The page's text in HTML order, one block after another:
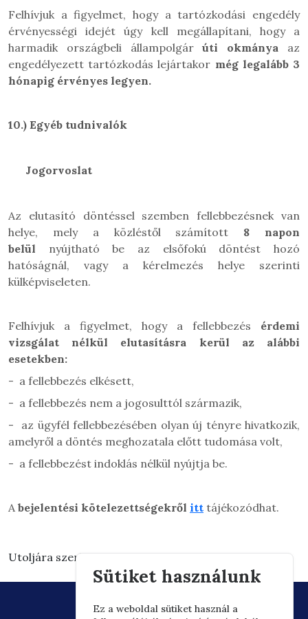
Felhívjuk a figyelmet, hogy a tartózkodási engedély
érvényességi idejét úgy kell megállapítani, hogy a
harmadik országbeli állampolgárúti okmánya az
engedélyezett tartózkodás lejártakor még legalább 3
hónapig érvényes legyen.
10.) Egyéb tudnivalók
Jogorvoslat
Az elutasító döntéssel szemben fellebbezésnek van
helye, mely a közléstől számított 8 napon
belül nyújtható be az elsőfokú döntést hozó
hatóságnál, vagy a kérelmezés helye szerinti
külképviseleten.
Felhívjuk a figyelmet, hogy a fellebbezés érdemi
vizsgálat nélkül elutasításra kerül az alábbi
esetekben:
- a fellebbezés elkésett,
- a fellebbezés nem a jogosulttól származik,
-
az ügyfél fellebbezésében olyan új tényre hivatkozik,
amelyről a döntés meghozatala előtt tudomása volt,
- a fellebbezést indoklás nélkül nyújtja be.
A bejelentési kötelezettségekről itt tájékozódhat.
Utoljára szerkesztve: 2026.03.10. 13:21
Sütiket használunk
Ez a weboldal sütiket használ a